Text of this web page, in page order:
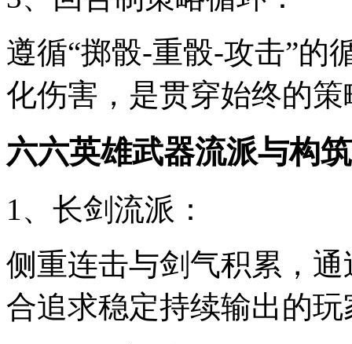
遵循“掷骰-重骰-攻击”的
化伤害，是贯穿始终的
六六英雄武器流派与构
1、长剑流派：
侧重连击与剑气积累，
合追求稳定持续输出的玩